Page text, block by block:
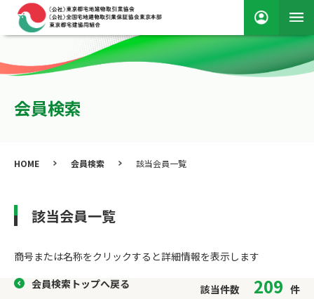
会員検索
HOME 会員検索 該当会員一覧
該当会員一覧
商号または名称をクリックすると詳細情報を表⽰します
会員検索トップへ戻る
該当件数 209 件